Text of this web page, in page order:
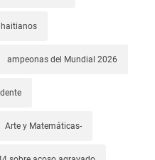
ampeonas del Mundial 2026
Arte y Matemáticas-